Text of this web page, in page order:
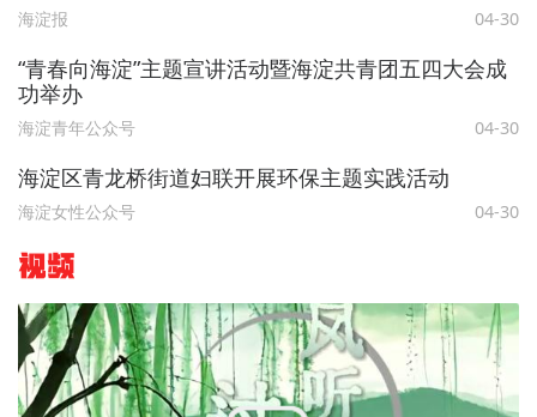
海淀报 04-30
“青春向海淀”主题宣讲活动暨海淀共青团五四大会成
功举办
海淀青年公众号 04-30
海淀区青龙桥街道妇联开展环保主题实践活动
海淀女性公众号 04-30
视频